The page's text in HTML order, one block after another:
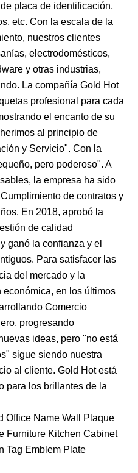
placa de identificación,
etc. Con la escala de la
nuestros clientes
electrodomésticos,
y otras industrias,
La compañía Gold Hot
profesional para cada
el encanto de su
al principio de
y Servicio". Con la
pero poderoso". A
la empresa ha sido
de contratos y
En 2018, aprobó la
de calidad
ganó la confianza y el
Para satisfacer las
del mercado y la
en los últimos
Comercio
progresando
ideas, pero "no está
sigue siendo nuestra
al cliente. Gold Hot está
para los brillantes de la